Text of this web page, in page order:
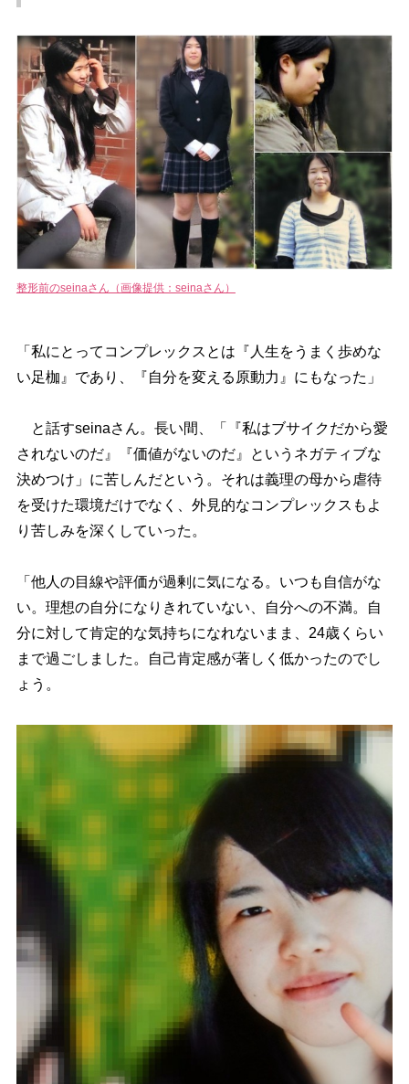
整形前のseinaさん（画像提供：seinaさん）
「私にとってコンプレックスとは『人生をうまく歩めな
い足枷』であり、『自分を変える原動力』にもなった」
と話すseinaさん。長い間、「『私はブサイクだから愛
されないのだ』『価値がないのだ』というネガティブな
決めつけ」に苦しんだという。それは義理の母から虐待
を受けた環境だけでなく、外見的なコンプレックスもよ
り苦しみを深くしていった。
「他人の目線や評価が過剰に気になる。いつも自信がな
い。理想の自分になりきれていない、自分への不満。自
分に対して肯定的な気持ちになれないまま、24歳くらい
まで過ごしました。自己肯定感が著しく低かったのでし
ょう。